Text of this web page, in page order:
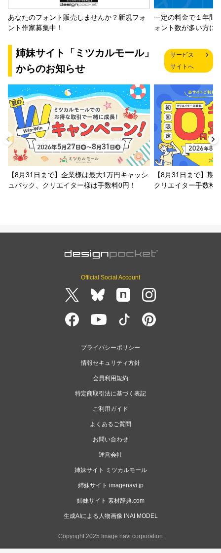
あなたのフォント販売しませんか？新規フォ
ント作家募集中！
一定の料金で１年間
ォント数が多い方に
姉妹サイト「ミツカルモール」
からのお知らせ
サービス
サイトへ
【8月31日まで】企業様は最大1万円キャッシ
ュバック、クリエイター様は手数料0円！
【8月31日まで】期
クリエイター手数料
Official Social Account
プライバシーポリシー
情報セキュリティ方針
会員利用規約
特定商取引法に基づく表記
ご利用ガイド
よくあるご質問
お問い合わせ
運営会社
姉妹サイト ミツカルモール
姉妹サイト imagenavi.jp
姉妹サイト 素材辞典.com
生成AIによる人物画像 INAI MODEL
Copyright 2025 Image navi corporation